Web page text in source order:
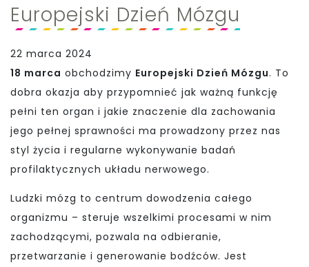
Europejski Dzień Mózgu
22 marca 2024
18 marca obchodzimy Europejski Dzień Mózgu. To
dobra okazja aby przypomnieć jak ważną funkcję
pełni ten organ i jakie znaczenie dla zachowania
jego pełnej sprawności ma prowadzony przez nas
styl życia i regularne wykonywanie badań
profilaktycznych układu nerwowego.
Ludzki mózg to centrum dowodzenia całego
organizmu – steruje wszelkimi procesami w nim
zachodzącymi, pozwala na odbieranie,
przetwarzanie i generowanie bodźców. Jest